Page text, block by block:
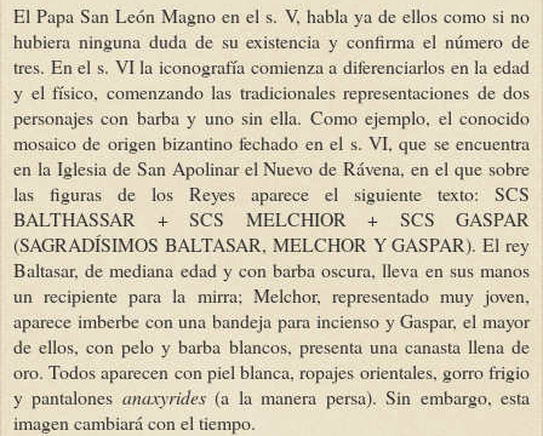
El Papa San León Magno en el s. V, habla ya de ellos como si no
hubiera ninguna duda de su existencia y confirma el número de
tres. En el s. VI la iconografía comienza a diferenciarlos en la edad
y el físico, comenzando las tradicionales representaciones de dos
personajes con barba y uno sin ella. Como ejemplo, el conocido
mosaico de origen bizantino fechado en el s. VI, que se encuentra
en la Iglesia de San Apolinar el Nuevo de Rávena, en el que sobre
las figuras de los Reyes aparece el siguiente texto: SCS
BALTHASSAR + SCS MELCHIOR + SCS GASPAR
(SAGRADÍSIMOS BALTASAR, MELCHOR Y GASPAR). El rey
Baltasar, de mediana edad y con barba oscura, lleva en sus manos
un recipiente para la mirra; Melchor, representado muy joven,
aparece imberbe con una bandeja para incienso y Gaspar, el mayor
de ellos, con pelo y barba blancos, presenta una canasta llena de
oro. Todos aparecen con piel blanca, ropajes orientales, gorro frigio
y pantalones anaxyrides(a la manera persa). Sin embargo, esta
imagen cambiará con el tiempo.